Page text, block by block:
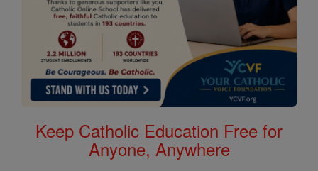
Keep Catholic Education Free for
Anyone, Anywhere